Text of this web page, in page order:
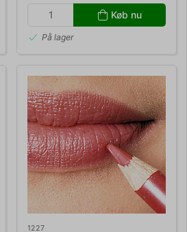
Køb nu
På lager
1227